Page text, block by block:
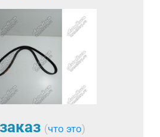
(что это)